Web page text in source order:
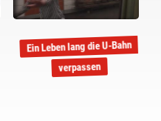
Ein Leben lang die U-Bahn
verpassen